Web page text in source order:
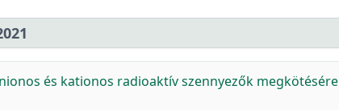
és kationos radioaktív szennyezők megkötésére